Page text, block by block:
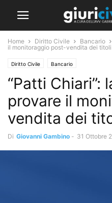
Home Diritto Civile Bancario
il monitoraggio post-vendita dei titoli
Diritto Civile Bancario
“Patti Chiari”:
provare il
vendita dei
Di Giovanni Gambino - 31 Ottobre